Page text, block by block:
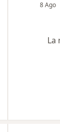
8 Ago
La